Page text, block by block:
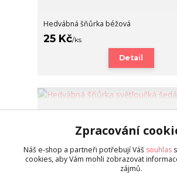
Hedvábná šňůrka béžová
25 Kč/ks
Detail
Zpracování
Náš e-shop a partneři potřebují Váš souhlas
cookies, aby Vám mohli zobrazovat
zájmů.